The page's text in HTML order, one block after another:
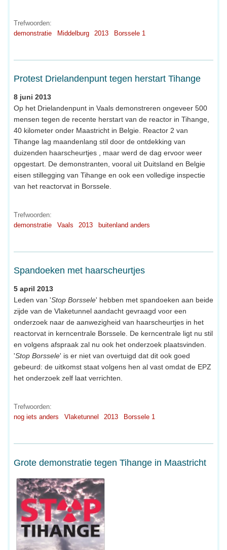
Trefwoorden:
demonstratie
Middelburg 2013 Borssele 1
Protest Drielandenpunt tegen herstart Tihange
8 juni 2013
Op het Drielandenpunt in Vaals demonstreren ongeveer 500
mensen tegen de recente herstart van de reactor in Tihange,
40 kilometer onder Maastricht in Belgie. Reactor 2 van
Tihange lag maandenlang stil door de ontdekking van
duizenden haarscheurtjes , maar werd de dag ervoor weer
opgestart. De demonstranten, vooral uit Duitsland en Belgie
eisen stillegging van Tihange en ook een volledige inspectie
van het reactorvat in Borssele.
Trefwoorden:
demonstratie
Vaals 2013 buitenland anders
Spandoeken met haarscheurtjes
5 april 2013
Leden van 'Stop Borssele' hebben met spandoeken aan beide
zijde van de Vlaketunnel aandacht gevraagd voor een
onderzoek naar de aanwezigheid van haarscheurtjes in het
reactorvat in kerncentrale Borssele. De kerncentrale ligt nu stil
en volgens afspraak zal nu ook het onderzoek plaatsvinden.
'Stop Borssele' is er niet van overtuigd dat dit ook goed
gebeurd: de uitkomst staat volgens hen al vast omdat de EPZ
het onderzoek zelf laat verrichten.
Trefwoorden:
nog iets anders
Vlaketunnel 2013 Borssele 1
Grote demonstratie tegen Tihange in Maastricht